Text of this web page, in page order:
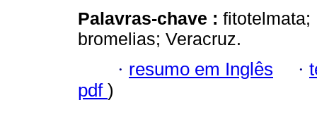
Palavras-chave : fitotelmata;
bromelias; Veracruz.
· resumo em Inglês ·
pdf )